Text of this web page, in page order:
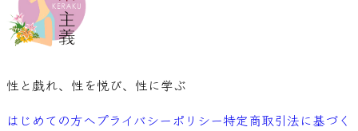
性と戯れ、性を悦び、性に学ぶ
はじめての方へプライバシーポリシー特定商取引法に基づく